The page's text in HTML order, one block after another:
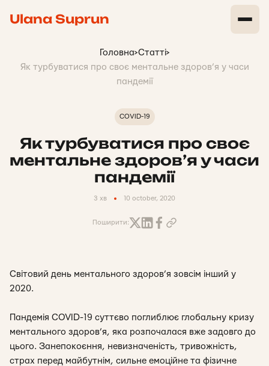
Ulana Suprun
Головна>Статті>
Як турбуватися про своє ментальне здоров’я у часи
пандемії
COVID-19
Як турбуватися про своє
ментальне здоров’я у часи
пандемії
3 хв 10 october, 2020
Поширити:
Світовий день ментального здоров’я зовсім інший у
2020.
Пандемія COVID-19 суттєво поглиблює глобальну кризу
ментального здоров’я, яка розпочалася вже задовго до
цього. Занепокоєння, невизначеність, тривожність,
страх перед майбутнім, сильне емоційне та фізичне